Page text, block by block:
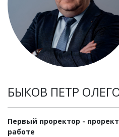
БЫКОВ ПЕТР
Первый проректор -
работе